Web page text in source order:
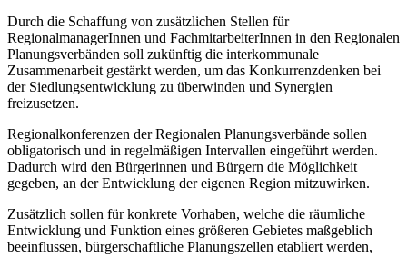
Durch die Schaffung von zusätzlichen Stellen für
RegionalmanagerInnen und FachmitarbeiterInnen in den Regionalen
Planungsverbänden soll zukünftig die interkommunale
Zusammenarbeit gestärkt werden, um das Konkurrenzdenken bei
der Siedlungsentwicklung zu überwinden und Synergien
freizusetzen.
Regionalkonferenzen der Regionalen Planungsverbände sollen
obligatorisch und in regelmäßigen Intervallen eingeführt werden.
Dadurch wird den Bürgerinnen und Bürgern die Möglichkeit
gegeben, an der Entwicklung der eigenen Region mitzuwirken.
Zusätzlich sollen für konkrete Vorhaben, welche die räumliche
Entwicklung und Funktion eines größeren Gebietes maßgeblich
beeinflussen, bürgerschaftliche Planungszellen etabliert werden,